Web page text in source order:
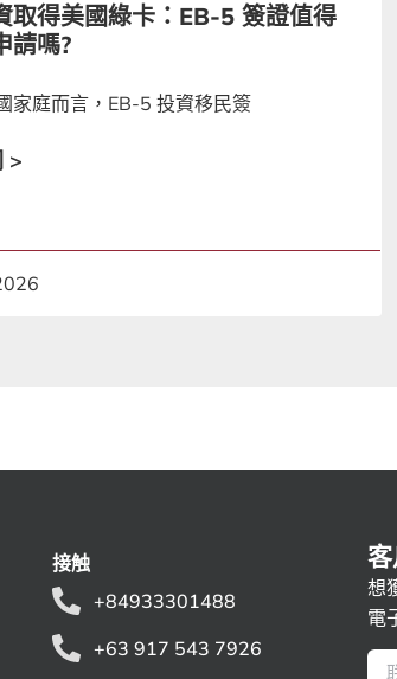
取得美國綠卡：EB-5 簽證值得
請嗎?
家庭而言，EB-5 投資移民簽
>
接触
+84933301488
+63 917 543 7926
想
電